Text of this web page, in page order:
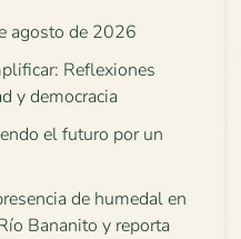
agosto de 2026
Reflexiones
y democracia
el futuro por un
de humedal en
Bananito y reporta